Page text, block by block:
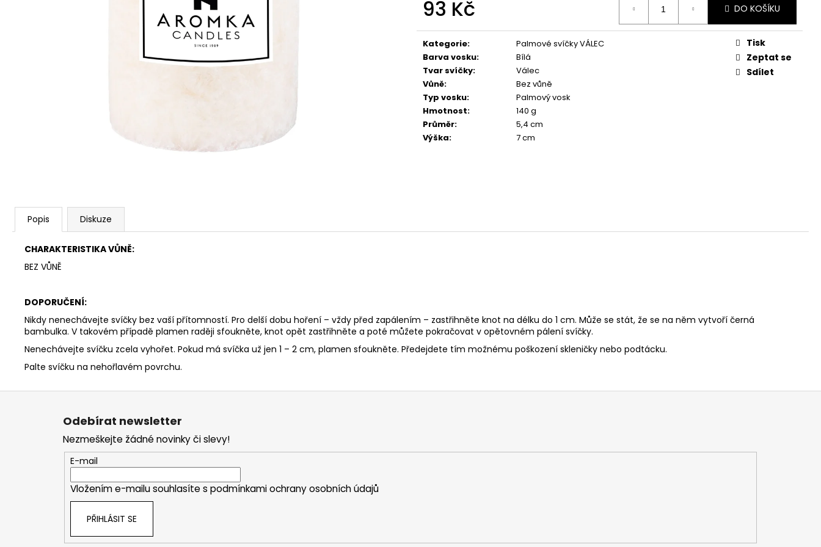
93 Kč
cena:
DO KOŠÍKU
Kategorie:
Palmové svíčky VÁLEC
Barva vosku:
Bílá
Tvar svíčky:
Válec
Vůně:
Bez vůně
Typ vosku:
Palmový vosk
Hmotnost:
140 g
Průměr:
5,4 cm
Výška: 7 cm
Tisk
Zeptat se
Sdílet
Popis Diskuze
CHARAKTERISTIKA VŮNĚ:
BEZ VŮNĚ
DOPORUČENÍ:
Nikdy nenechávejte svíčky bez vaší přítomností. Pro delší dobu hoření – vždy před zapálením – zastřihněte knot na délku do 1 cm. Může se stát, že se na něm vytvoří černá
bambulka. V takovém případě plamen raději sfoukněte, knot opět zastřihněte a poté můžete pokračovat v opětovném pálení svíčky.
Nenechávejte svíčku zcela vyhořet. Pokud má svíčka už jen 1 – 2 cm, plamen sfoukněte. Předejdete tím možnému poškození skleničky nebo podtácku.
Palte svíčku na nehořlavém povrchu.
PŘÍRODNÍ VONNÁ SVÍČKA SÓJOVÁ -
AROMKA - SET 10 KS ČAJOVÝCH
SVÍČEK V PLECHU - BEZ VŮNĚ
PŘÍRODNÍ VONNÁ SVÍČKA SÓJOVÁ - PŘÍRODNÍ VONNÁ SVÍČKA PALMOVÁ -
AROMKA - MINI WHISKOVKA, 90 ML -
Z
Odebírat newsletter
Nezmeškejte žádné novinky či slevy!
E-mail
Vložením e-mailu souhlasíte s podmínkami ochrany osobních údajů
PŘIHLÁSIT SE